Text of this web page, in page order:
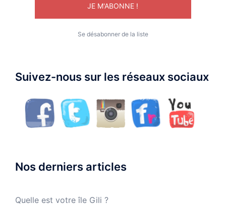
Se désabonner de la liste
Suivez-nous sur les réseaux sociaux
Nos derniers articles
Quelle est votre île Gili ?